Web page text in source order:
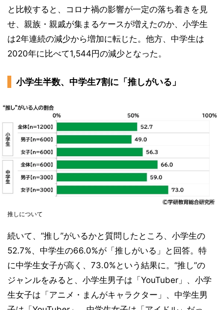
と比較すると、コロナ禍の影響が一定の落ち着きを見
せ、親族・親戚が集まるケースが増えたのか、小学生
は2年連続の減少から増加に転じた。他方、中学生は
2020年に比べて1,544円の減少となった。
小学生半数、中学生7割に「推しがいる」
推しについて
続いて、“推し”がいるかと質問したところ、小学生の
52.7%、中学生の66.0%が「推しがいる」と回答。特
に中学生女子が高く、73.0%という結果に。“推し”の
ジャンルをみると、小学生男子は「YouTuber」、小学
生女子は「アニメ・まんがキャラクター」、中学生男